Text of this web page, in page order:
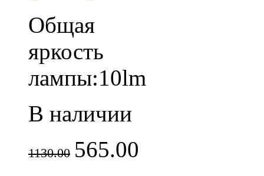
Общая
яркость
лампы:10lm
В наличии
1130.00 565.00